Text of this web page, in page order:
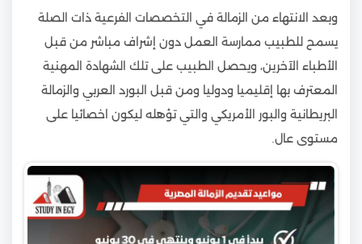
وبعد الانتهاء من الزمالة في التخصصات الفرعية ذات الصلة
يسمح للطبيب ممارسة العمل دون إشراف مباشر من قبل
الأطباء الآخرين، ويحصل الطبيب على تلك الشهادة المهنية
المعترف بها إقليميا ودوليا ومن قبل البورد العربي والزمالة
البريطانية والبور الأمريكي والتي تؤهله ليكون اخصائيا على
مستوى عال.